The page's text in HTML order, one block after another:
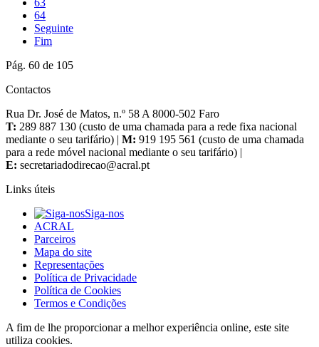
64
Seguinte
Fim
Pág. 60 de 105
Contactos
Rua Dr. José de Matos, n.º 58 A 8000-502 Faro
T: 289 887 130 (custo de uma chamada para a rede fixa nacional
mediante o seu tarifário) | M: 919 195 561 (custo de uma chamada
para a rede móvel nacional mediante o seu tarifário) |
E:
Links úteis
Siga-nos
ACRAL
Parceiros
Mapa do site
Representações
Política de Privacidade
Política de Cookies
Termos e Condições
A fim de lhe proporcionar a melhor experiência online, este site
utiliza cookies.